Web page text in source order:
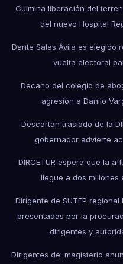
Culmina liberación del
del nuevo Hospital
Dante Salas Ávila es elegido
vuelta electoral
Decano del colegio de
agresión a Danilo
Descartan traslado de la
gobernador advierte
DIRCETUR espera que la
llegue a dos millones
Dirigente de SUTEP
presentadas por la
dirigentes y
Dirigentes del magisterio